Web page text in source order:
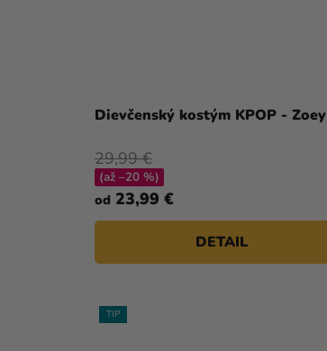
Dievčenský kostým KPOP - Zoey
od 23,99 €
29,99 €
(až –20 %)
DETAIL
TIP